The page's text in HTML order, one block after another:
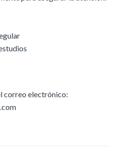
correo electrónico: